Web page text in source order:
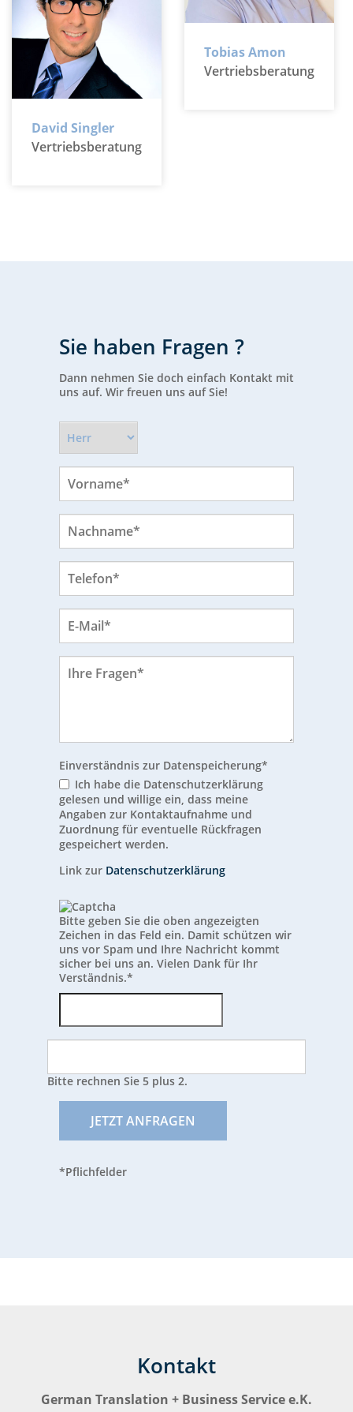
Tobias Amon
Vertriebsberatung
David Singler
Vertriebsberatung
Sie haben Fragen ?
Dann nehmen Sie doch einfach Kontakt mit
uns auf. Wir freuen uns auf Sie!
Einverständnis zur Datenspeicherung*
Ich habe die Datenschutzerklärung
gelesen und willige ein, dass meine
Angaben zur Kontaktaufnahme und
Zuordnung für eventuelle Rückfragen
gespeichert werden.
Link zur Datenschutzerklärung
Bitte geben Sie die oben angezeigten
Zeichen in das Feld ein. Damit schützen wir
uns vor Spam und Ihre Nachricht kommt
sicher bei uns an. Vielen Dank für Ihr
Verständnis.*
Bitte rechnen Sie 5 plus 2.
JETZT ANFRAGEN
*Pflichfelder
Kontakt
German Translation + Business Service e.K.